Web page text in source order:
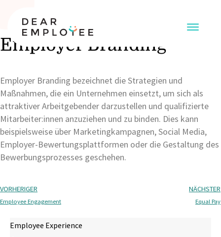
Employer Branding
Employer Branding bezeichnet die Strategien und
Maßnahmen, die ein Unternehmen einsetzt, um sich als
attraktiver Arbeitgebender darzustellen und qualifizierte
Mitarbeiter:innen anzuziehen und zu binden. Dies kann
beispielsweise über Marketingkampagnen, Social Media,
Employer-Bewertungsplattformen oder die Gestaltung des
Bewerbungsprozesses geschehen.
VORHERIGER
Employee Engagement
NÄCHSTER
Equal Pay
Employee Experience